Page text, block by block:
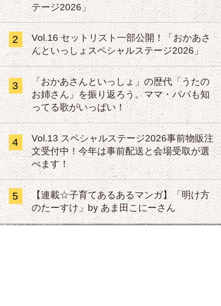
テージ2026」
2
Vol.16 セットリスト一部公開！「おかあさ
んといっしょスペシャルステージ2026」
3
「おかあさんといっしょ」の歴代「うたの
お姉さん」を振り返ろう。ママ・パパも知
ってる歌がいっぱい！
4
Vol.13 スペシャルステージ2026事前物販注
文受付中！今年は事前配送と会場受取が選
べます！
5
【連載☆子育てあるあるマンガ】「明け方
のたーすけ」by あま田こにーさん